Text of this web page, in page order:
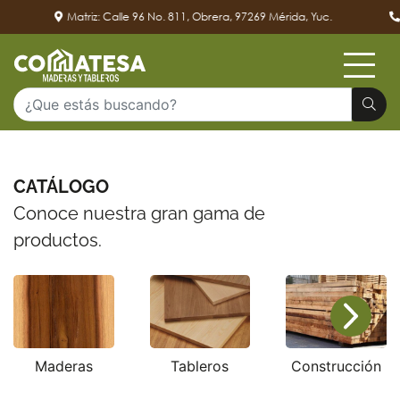
Matriz: Calle 96 No. 811, Obrera, 97269 Mérida, Yuc.
CATÁLOGO
Conoce nuestra gran gama de
productos.
Maderas Tableros Construcción